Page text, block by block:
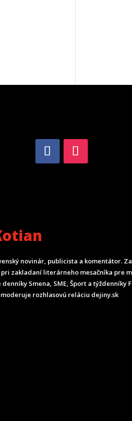
novinár, publicista a komentátor.
zakladaní literárneho mesačníka pre
Smena, SME, Šport a týždenníky
rozhlasovú reláciu dejiny.sk